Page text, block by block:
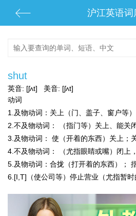
沪江英语词
shut
英音: [ʃʌt] 美音: [ʃʌt]
动词
1. 及物动词： 关上（门、盖子、窗户等）
2. 不及物动词：
（指门等）关上、能关
3. 及物动词：
使（开着的东西）关上；
4. 不及物动词：
（尤指眼睛或嘴）闭上
5. 及物动词： 合拢（打开着的东西）；
6.[I,T]（使公司等）停止营业（尤指暂时